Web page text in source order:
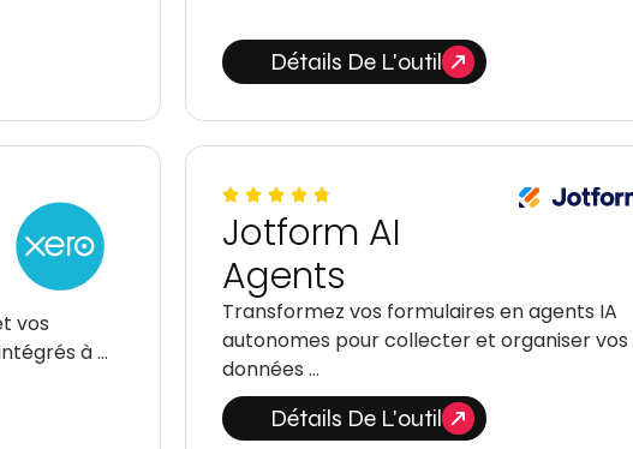
Détails De L'outil
vos
à …
Jotform AI
Agents
Transformez vos formulaires en agents IA
autonomes pour collecter et organiser vos
données …
Détails De L'outil